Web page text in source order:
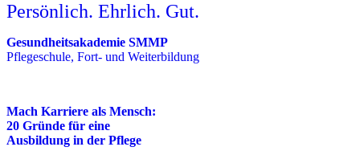
Persönlich. Ehrlich. Gut.
Gesundheitsakademie SMMP
Pflegeschule, Fort- und Weiterbildung
Mach Karriere als Mensch:
20 Gründe für eine
Ausbildung in der Pflege